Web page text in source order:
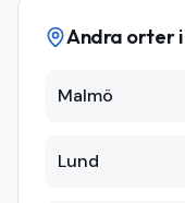
Andra orter i
Malmö
Lund